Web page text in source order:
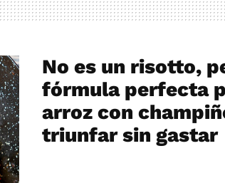
No es un risotto,
fórmula perfecta
arroz con
triunfar sin gastar